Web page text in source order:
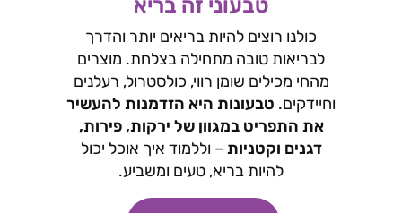
טבעוני זה בריא
כולנו רוצים להיות בריאים יותר והדרך
לבריאות טובה מתחילה בצלחת. מוצרים
מהחי מכילים שומן רווי, כולסטרול, רעלנים
וחיידקים. טבעונות היא הזדמנות להעשיר
את התפריט במגוון של ירקות, פירות,
דגנים וקטניות – וללמוד איך אוכל יכול
להיות בריא, טעים ומשביע.